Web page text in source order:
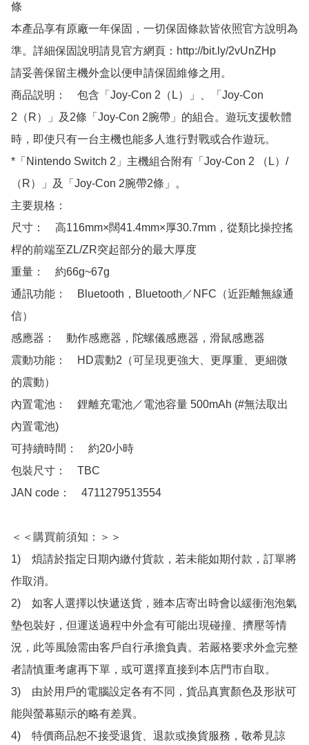
條
本產品享有原廠一年保固，一切保固條款皆依照官方說明為
準。詳細保固說明請見官方網頁：http://bit.ly/2vUnZHp
請妥善保留主機外盒以便申請保固維修之用。
商品説明：　包含「Joy-Con 2（L）」、「Joy-Con
2（R）」及2條「Joy-Con 2腕帶」的組合。遊玩支援軟體
時，即使只有一台主機也能多人進行對戰或合作遊玩。
*「Nintendo Switch 2」主機組合附有「Joy-Con 2 （L）/
（R）」及「Joy-Con 2腕帶2條」。
主要規格：
尺寸：　高116mm×闊41.4mm×厚30.7mm，從類比操控搖
桿的前端至ZL/ZR突起部分的最大厚度
重量：　約66g~67g
通訊功能：　Bluetooth，Bluetooth／NFC（近距離無線通
信）
感應器：　動作感應器，陀螺儀感應器，滑鼠感應器
震動功能：　HD震動2（可呈現更強大、更厚重、更細微
的震動）
內置電池：　鋰離充電池／電池容量 500mAh (#無法取出
內置電池)
可持續時間：　約20小時
包裝尺寸：　TBC
JAN code：　4711279513554
＜＜購買前須知：＞＞
1)　煩請於指定日期內繳付貨款，若未能如期付款，訂單將
作取消。
2)　如客人選擇以快遞送貨，雖本店寄出時會以緩衝泡泡氣
墊包裝好，但運送過程中外盒有可能出現碰撞、擠壓等情
況，此等風險需由客戶自行承擔負責。若嚴格要求外盒完整
者請慎重考慮再下單，或可選擇直接到本店門市自取。
3)　由於用戶的電腦設定各有不同，貨品真實顏色及形狀可
能與螢幕顯示的略有差異。
4)　特價商品恕不接受退貨、退款或換貨服務，敬希見諒